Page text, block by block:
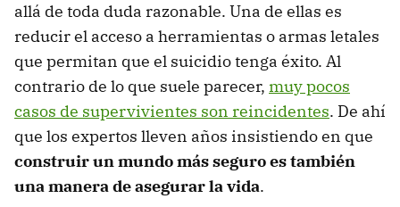
allá de toda duda razonable. Una de ellas es
reducir el acceso a herramientas o armas letales
que permitan que el suicidio tenga éxito. Al
contrario de lo que suele parecer, muy pocos
casos de supervivientes son reincidentes. De ahí
que los expertos lleven años insistiendo en que
construir un mundo más seguro es también
una manera de asegurar la vida.